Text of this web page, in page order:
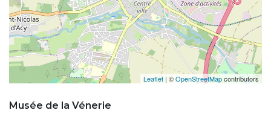
Leaflet | ©OpenStreetMapcontributors
Musée de la Vénerie